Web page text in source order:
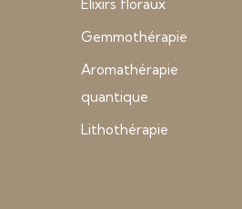
Elixirs floraux
Gemmothérapie
Aromathérapie
quantique
Lithothérapie